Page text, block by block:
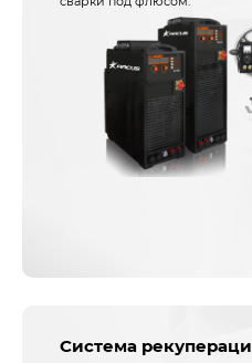
Система